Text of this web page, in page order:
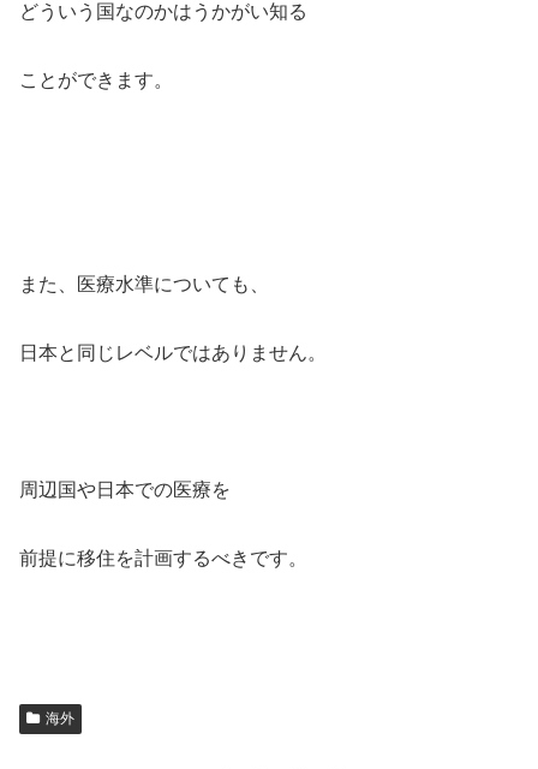
どういう国なのかはうかがい知る
ことができます。
また、医療水準についても、
日本と同じレベルではありません。
周辺国や日本での医療を
前提に移住を計画するべきです。
海外